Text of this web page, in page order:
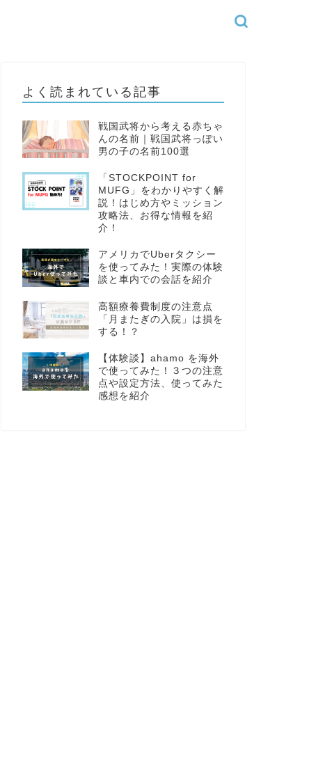
よく読まれている記事
戦国武将から考える赤ちゃ
んの名前｜戦国武将っぽい
男の子の名前100選
「STOCKPOINT for
MUFG」をわかりやすく解
説！はじめ方やミッション
攻略法、お得な情報を紹
介！
アメリカでUberタクシー
を使ってみた！実際の体験
談と車内での会話を紹介
高額療養費制度の注意点
「月またぎの入院」は損を
する！？
【体験談】ahamo を海外
で使ってみた！３つの注意
点や設定方法、使ってみた
感想を紹介